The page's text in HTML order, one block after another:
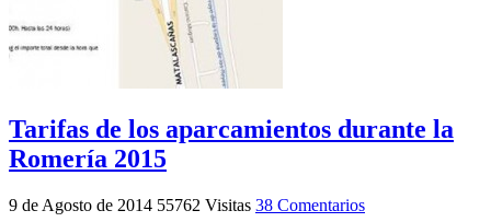
Tarifas de los aparcamientos durante la
Romería 2015
9 de Agosto de 2014 55762 Visitas 38 Comentarios